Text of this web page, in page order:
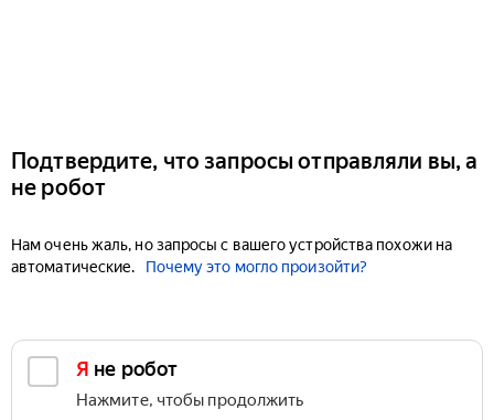
Подтвердите, что запросы отправляли вы, а
не робот
Нам очень жаль, но запросы с вашего устройства похожи на
автоматические.
Почему это могло произойти?
Я не робот
Нажмите, чтобы продолжить